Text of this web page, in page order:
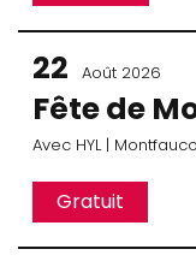
22 Août 2026
Fête de
Avec HYL |
Gratuit